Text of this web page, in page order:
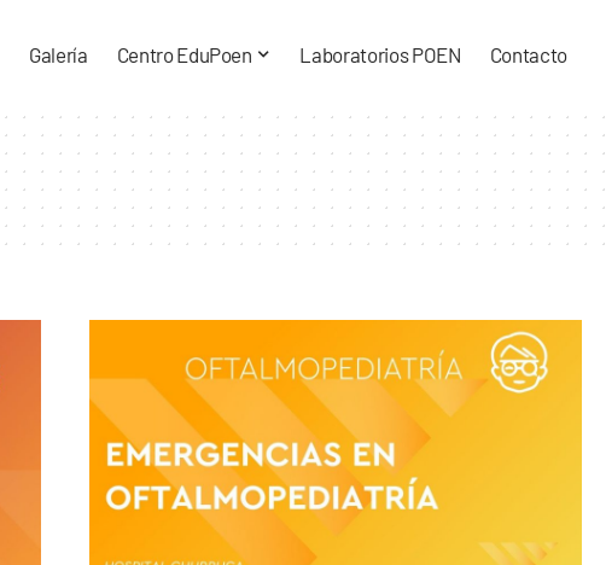
Galería Centro EduPoen Laboratorios POEN Contacto